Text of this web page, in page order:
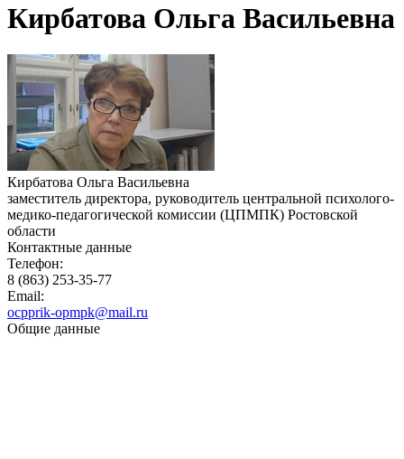
Кирбатова Ольга Васильевна
Кирбатова Ольга Васильевна
заместитель директора, руководитель центральной психолого-
медико-педагогической комиссии (ЦПМПК) Ростовской
области
Контактные данные
Телефон:
8 (863) 253-35-77
Email:
ocpprik-opmpk@mail.ru
Общие данные